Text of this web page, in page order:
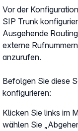
Vor der
SIP Trunk
Ausgehende
externe
anzurufen.
Befolgen Sie diese
konfigurieren:
Klicken Sie links im
wählen Sie